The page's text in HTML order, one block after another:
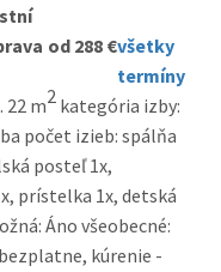
od 288 €všetky
termíny
22 m2 kategória izby:
počet izieb: spálňa
posteľ 1x,
prístelka 1x, detská
Áno všeobecné:
kúrenie -